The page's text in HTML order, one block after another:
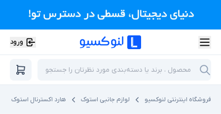
ورود
فروشگاه اینترنتی لنوکسیو لوازم جانبی استوک هارد اکسترنال استوک